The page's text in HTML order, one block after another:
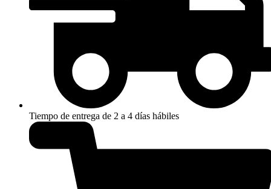
Tiempo de entrega de 2 a 4 días hábiles